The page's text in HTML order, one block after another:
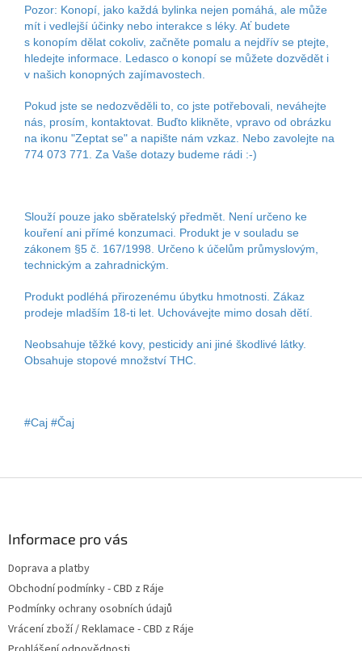
Pozor: Konopí, jako každá bylinka nejen pomáhá, ale může
mít i vedlejší účinky nebo interakce s léky. Ať budete
s konopím dělat cokoliv, začněte pomalu a nejdřív se ptejte,
hledejte informace. Ledasco o konopí se můžete dozvědět i
v našich konopných zajímavostech.
Pokud jste se nedozvěděli to, co jste potřebovali, neváhejte
nás, prosím, kontaktovat. Buďto klikněte, vpravo od obrázku
na ikonu "Zeptat se" a napište nám vzkaz. Nebo zavolejte na
774 073 771. Za Vaše dotazy budeme rádi :-)
Slouží pouze jako sběratelský předmět. Není určeno ke
kouření ani přímé konzumaci. Produkt je v souladu se
zákonem §5 č. 167/1998. Určeno k účelům průmyslovým,
technickým a zahradnickým.
Produkt podléhá přirozenému úbytku hmotnosti. Zákaz
prodeje mladším 18-ti let. Uchovávejte mimo dosah dětí.
Neobsahuje těžké kovy, pesticidy ani jiné škodlivé látky.
Obsahuje stopové množství THC.
#Caj #Čaj
Informace pro vás
Doprava a platby
Obchodní podmínky - CBD z Ráje
Podmínky ochrany osobních údajů
Vrácení zboží / Reklamace - CBD z Ráje